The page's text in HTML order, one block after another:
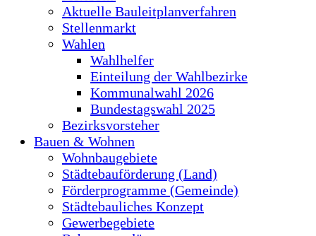
Aktuelle Bauleitplanverfahren
Stellenmarkt
Wahlen
Wahlhelfer
Einteilung der Wahlbezirke
Kommunalwahl 2026
Bundestagswahl 2025
Bezirksvorsteher
Bauen & Wohnen
Wohnbaugebiete
Städtebauförderung (Land)
Förderprogramme (Gemeinde)
Städtebauliches Konzept
Gewerbegebiete